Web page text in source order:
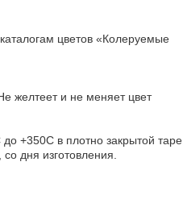
цветов «Колеруемые
желтеет и не меняет цвет
+350С в плотно закрытой таре.
дня изготовления.